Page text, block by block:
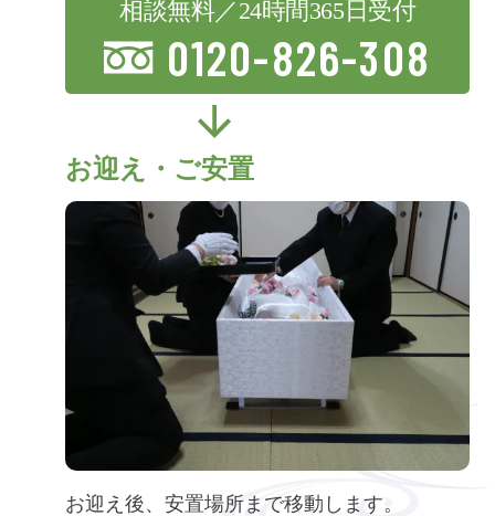
相談無料／24時間365日受付
0120-826-308
お迎え・ご安置
お迎え後、安置場所まで移動します。